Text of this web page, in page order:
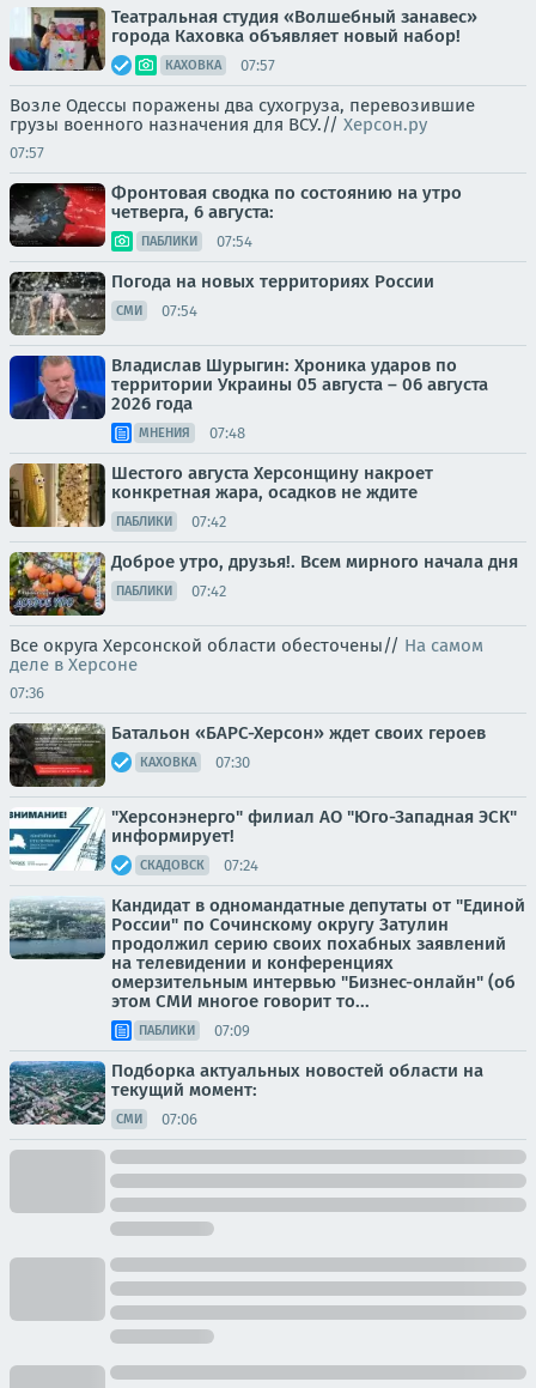
Театральная студия «Волшебный занавес»
города Каховка объявляет новый набор!
КАХОВКА 07:57
Возле Одессы поражены два сухогруза, перевозившие
грузы военного назначения для ВСУ.// Херсон.ру
07:57
Фронтовая сводка по состоянию на утро
четверга, 6 августа:
ПАБЛИКИ 07:54
Погода на новых территориях России
СМИ 07:54
Владислав Шурыгин: Хроника ударов по
территории Украины 05 августа – 06 августа
2026 года
МНЕНИЯ 07:48
Шестого августа Херсонщину накроет
конкретная жара, осадков не ждите
ПАБЛИКИ 07:42
Доброе утро, друзья!. Всем мирного начала дня
ПАБЛИКИ 07:42
Все округа Херсонской области обесточены// На самом
деле в Херсоне
07:36
Батальон «БАРС-Херсон» ждет своих героев
КАХОВКА 07:30
"Херсонэнерго" филиал АО "Юго-Западная ЭСК"
информирует!
СКАДОВСК 07:24
Кандидат в одномандатные депутаты от "Единой
России" по Сочинскому округу Затулин
продолжил серию своих похабных заявлений
на телевидении и конференциях
омерзительным интервью "Бизнес-онлайн" (об
этом СМИ многое говорит то...
ПАБЛИКИ 07:09
Подборка актуальных новостей области на
текущий момент:
СМИ 07:06